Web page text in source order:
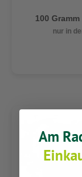
100 Gramm
nur in
Am